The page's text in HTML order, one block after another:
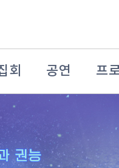
회 공연 프